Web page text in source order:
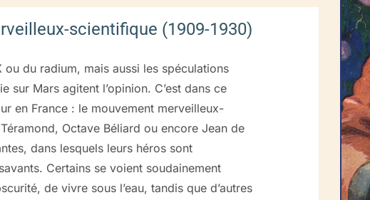
scientifique (1909-1930)
du radium, mais aussi les spéculations
Mars agitent l’opinion. C’est dans ce
en France : le mouvement merveilleux-
Octave Béliard ou encore Jean de
dans lesquels leurs héros sont
Certains se voient soudainement
de vivre sous l’eau, tandis que d’autres